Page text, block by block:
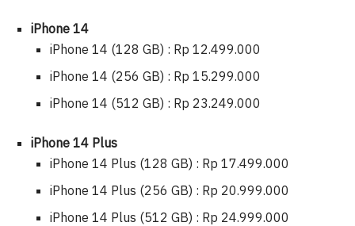
iPhone 14
iPhone 14 (128 GB) : Rp 12.499.000
iPhone 14 (256 GB) : Rp 15.299.000
iPhone 14 (512 GB) : Rp 23.249.000
iPhone 14 Plus
iPhone 14 Plus (128 GB) : Rp 17.499.000
iPhone 14 Plus (256 GB) : Rp 20.999.000
iPhone 14 Plus (512 GB) : Rp 24.999.000